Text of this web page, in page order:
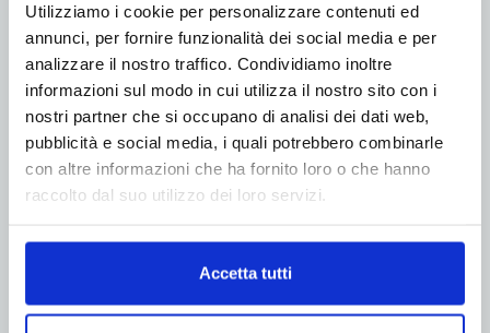
Utilizziamo i cookie per personalizzare contenuti ed
annunci, per fornire funzionalità dei social media e per
analizzare il nostro traffico. Condividiamo inoltre
informazioni sul modo in cui utilizza il nostro sito con i
nostri partner che si occupano di analisi dei dati web,
pubblicità e social media, i quali potrebbero combinarle
con altre informazioni che ha fornito loro o che hanno
raccolto dal suo utilizzo dei loro servizi.
Accetta tutti
cartone e flessibile rappresentato da Assografici
attraversa una fase di crescente criticità,
determinata dal perdurare delle tensioni
geopolitiche nell’area del Golfo e dalle ripercussioni
lungo le principali rotte commerciali globali,...
Leggi di più
50 51